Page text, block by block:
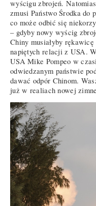
wyścigu zbrojeń.
zmusi Państwo Środka do
co może odbić się
– gdyby nowy wyścig
Chiny musiałyby
napiętych relacji z USA.
USA Mike Pompeo w
odwiedzanym państwie
dawać odpór Chinom.
już w realiach nowej